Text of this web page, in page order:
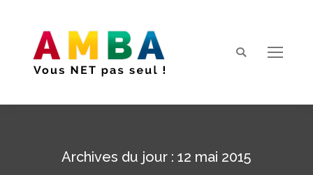
Search:
Archives du jour :12 mai 2015